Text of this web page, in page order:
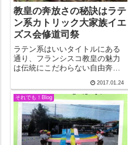
教皇の奔放さの秘訣はラテ
ン系カトリック大家族イエ
ズス会修道司祭
ラテン系はいいタイトルにある
通り、フランシスコ教皇の魅力
は伝統にこだわらない自由奔放
カン職員宿舎。ミサは共同司
式。食事も職員と一緒。職員と
いっても、大司教や枢機卿たち
ではあるが、要するに、特別待
遇を望まない。ボク...
2017.01.24
それでも！Blog